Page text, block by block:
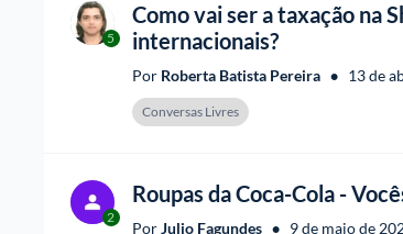
5
Como vai ser a taxação na
internacionais?
Por Roberta Batista Pereira • 13 de
Conversas Livres
2
Roupas da Coca-Cola -
Por Julio Fagundes • 9 de maio de